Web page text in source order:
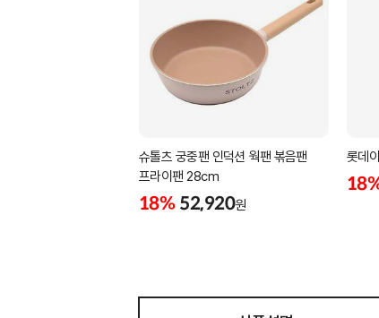
슈톨츠 궁중팬 인덕션 웍팬 볶음팬
프라이팬 28cm
18% 52,920원
롯데